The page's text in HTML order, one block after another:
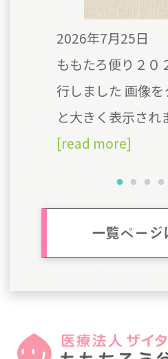
2026年7月25日
ももたろ便り２０
行しました 画像
と大きく表示され
[read more]
一覧ページ